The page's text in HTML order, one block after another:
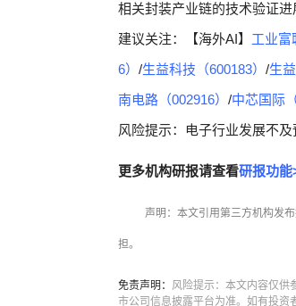
相关封装产业链的技术验证进
建议关注：【海外AI】 工业富
6） /生益科技（600183） /生
南电路（002916） /中芯国际
风险提示：电子行业发展不
更多机构研报请查看研报功能
声明：本文引用第三方机构发
担。
免责声明： 风险提示：本文内容仅供
市公司信息披露平台为准。如有投资